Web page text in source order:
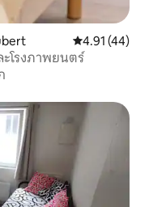
คะแนนเฉลี่ย
4.91 (44)
โรงภาพยนตร์